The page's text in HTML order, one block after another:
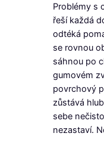
Problémy s
řeší každá
odtéká
se rovnou
sáhnou po
gumovém
povrchový
zůstává
sebe
nezastaví.